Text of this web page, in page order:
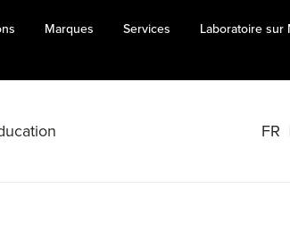
Marques Services
Laboratoire sur
FR